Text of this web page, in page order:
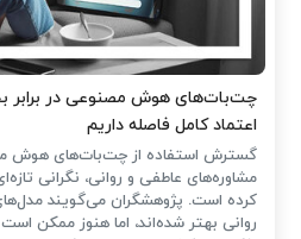
چت‌بات‌های هوش مصنوعی در برابر
اعتماد کامل فاصله داریم
گسترش استفاده از چت‌بات‌های هوش
مشاوره‌های عاطفی و روانی، نگرانی
کرده است. پژوهشگران می‌گویند
روانی بهتر شده‌اند، اما هنوز ممکن